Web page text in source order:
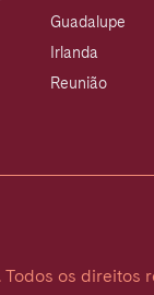
Guadalupe
Irlanda
Reunião
. Todos os direitos